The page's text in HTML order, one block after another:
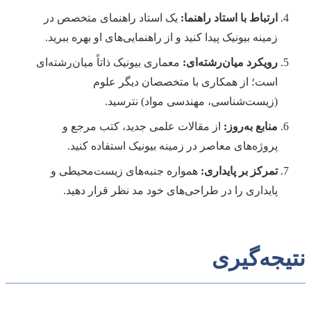
ارتباط با استاد راهنما: یک استاد راهنمای متخصص در
زمینه بیونیک پیدا کنید و از راهنمایی‌های او بهره ببرید.
رویکرد میان‌رشته‌ای: معماری بیونیک ذاتاً میان‌رشته‌ای
است؛ از همکاری با متخصصان دیگر علوم
(زیست‌شناسی، مهندسی مواد) نترسید.
منابع به‌روز: از مقالات علمی جدید، کتب مرجع و
پروژه‌های معاصر در زمینه بیونیک استفاده کنید.
تمرکز بر پایداری: همواره جنبه‌های زیست‌محیطی و
پایداری را در طراحی‌های خود مد نظر قرار دهید.
نتیجه‌گیری